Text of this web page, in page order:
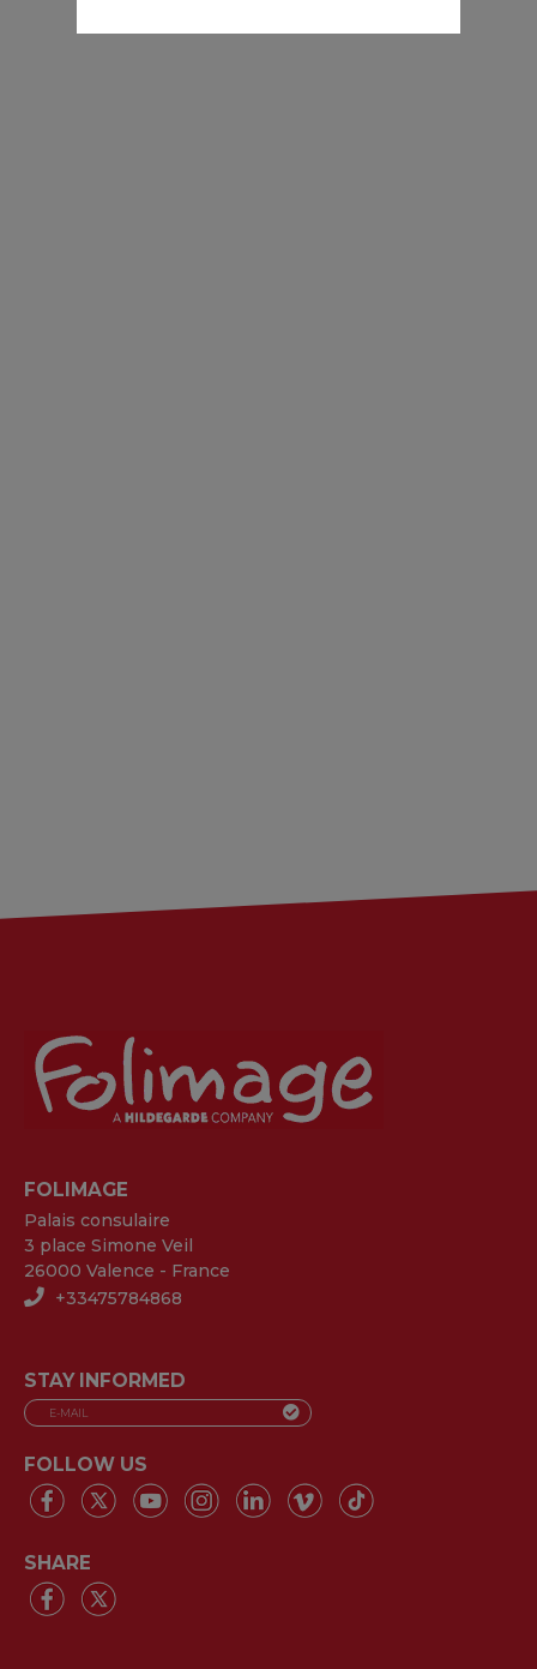
FOLIMAGE
Palais consulaire
3 place Simone Veil
26000 Valence - France
+33475784868
STAY INFORMED
FOLLOW US
SHARE